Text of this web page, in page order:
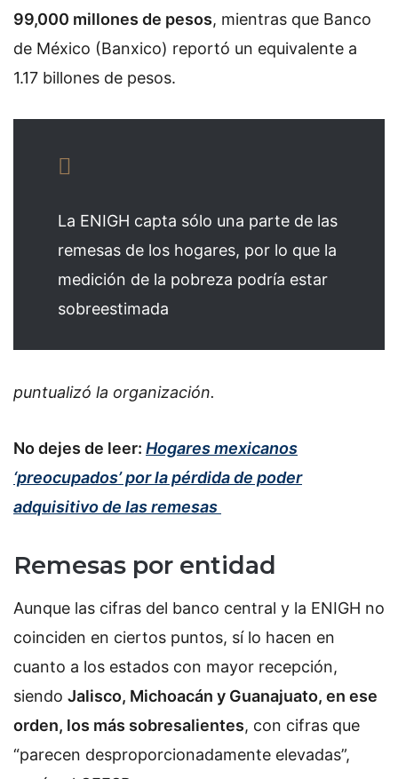
99,000 millones de pesos, mientras que Banco
de México (Banxico) reportó un equivalente a
1.17 billones de pesos.
La ENIGH capta sólo una parte de las
remesas de los hogares, por lo que la
medición de la pobreza podría estar
sobreestimada
puntualizó la organización.
No dejes de leer: Hogares mexicanos
‘preocupados’ por la pérdida de poder
adquisitivo de las remesas
Remesas por entidad
Aunque las cifras del banco central y la ENIGH no
coinciden en ciertos puntos, sí lo hacen en
cuanto a los estados con mayor recepción,
siendo Jalisco, Michoacán y Guanajuato, en ese
orden, los más sobresalientes, con cifras que
“parecen desproporcionadamente elevadas”,